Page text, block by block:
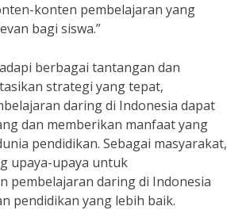
konten pembelajaran yang
bagi siswa.”
berbagai tantangan dan
strategi yang tepat,
daring di Indonesia dapat
dan memberikan manfaat yang
pendidikan. Sebagai masyarakat,
upaya-upaya untuk
pembelajaran daring di Indonesia
pendidikan yang lebih baik.